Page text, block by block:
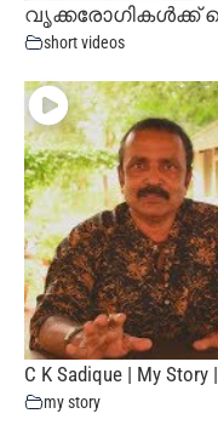
വൃക്കരോഗികൾക്ക്
short videos
C K Sadique | My Story
my story